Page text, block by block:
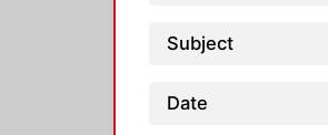
Subject
Date